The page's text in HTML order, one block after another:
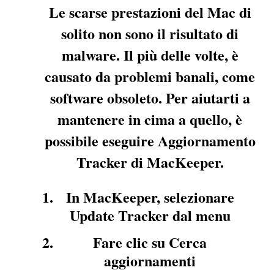
Le scarse prestazioni del Mac di
solito non sono il risultato di
malware. Il più delle volte, è
causato da problemi banali, come
software obsoleto. Per aiutarti a
mantenere in cima a quello, è
possibile eseguire Aggiornamento
Tracker di MacKeeper.
In MacKeeper, selezionare
Update Tracker dal menu
Fare clic su Cerca
aggiornamenti